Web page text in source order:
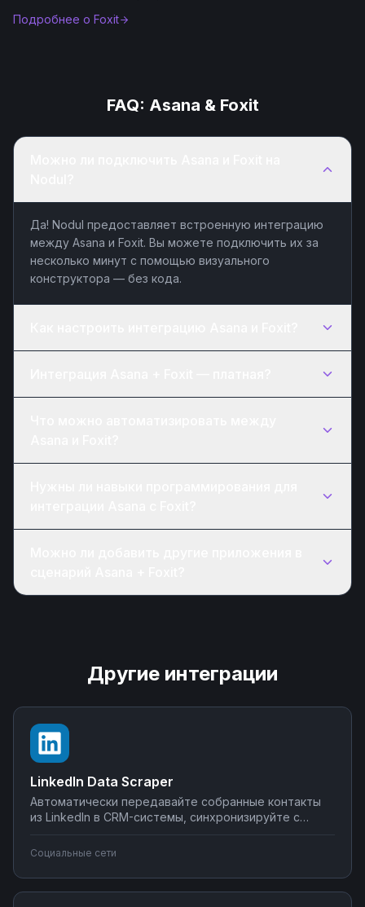
Подробнее о Foxit
FAQ: Asana & Foxit
Да! Nodul предоставляет встроенную интеграцию
между Asana и Foxit. Вы можете подключить их за
несколько минут с помощью визуального
конструктора — без кода.
Другие интеграции
LinkedIn Data Scraper
Автоматически передавайте собранные контакты
из LinkedIn в CRM-системы, синхронизируйте с
продаж. Настройте интеграции LinkedIn Data Scraper
сложных сценариев обработки лидов.
Социальные сети